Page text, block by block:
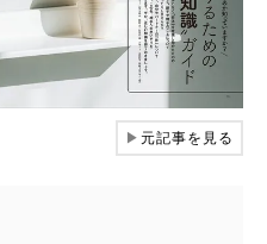
▶元記事を見る